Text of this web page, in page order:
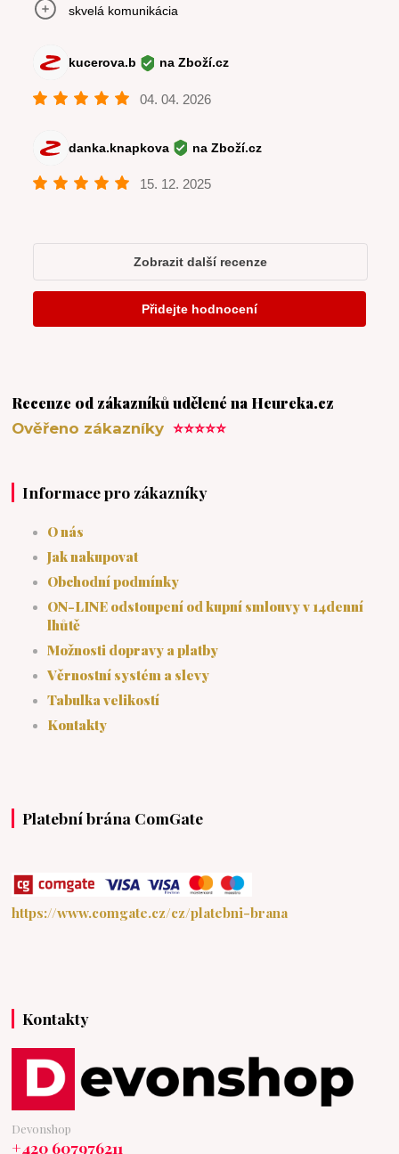
Recenze od zákazníků udělené na Heureka.cz
Ověřeno zákazníky⭐⭐⭐⭐⭐
Informace pro zákazníky
O nás
Jak nakupovat
Obchodní podmínky
ON-LINE odstoupení od kupní smlouvy v 14denní
lhůtě
Možnosti dopravy a platby
Věrnostní systém a slevy
Tabulka velikostí
Kontakty
Platební brána ComGate
https://www.comgate.cz/cz/platebni-brana
Kontakty
Devonshop
+420 607976211